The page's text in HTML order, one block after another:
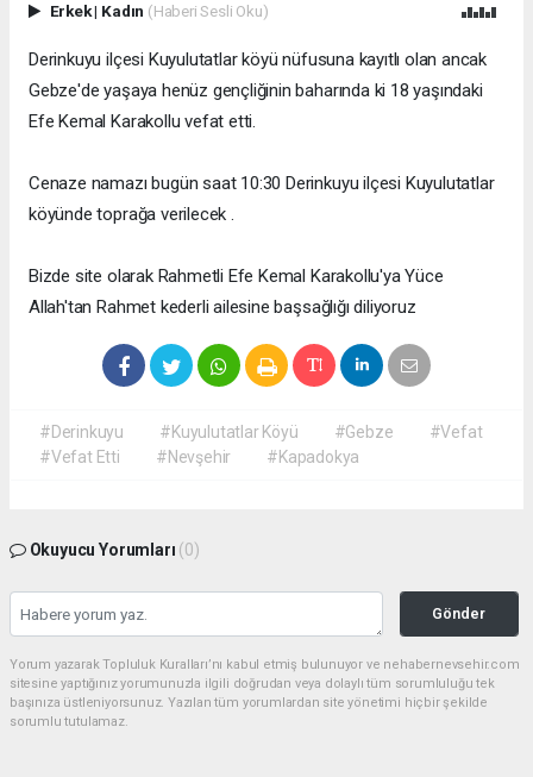
Erkek| Kadın (Haberi Sesli Oku)
Derinkuyu ilçesi Kuyulutatlar köyü nüfusuna kayıtlı olan ancak
Gebze'de yaşaya henüz gençliğinin baharında ki 18 yaşındaki
Efe Kemal Karakollu vefat etti.
Cenaze namazı bugün saat 10:30 Derinkuyu ilçesi Kuyulutatlar
köyünde toprağa verilecek .
Bizde site olarak Rahmetli Efe Kemal Karakollu'ya Yüce
Allah'tan Rahmet kederli ailesine başsağlığı diliyoruz
#Derinkuyu #Kuyulutatlar Köyü #Gebze
#Vefat
#Vefat Etti
#Nevşehir #Kapadokya
Okuyucu Yorumları (0)
Gönder
Yorum yazarak Topluluk Kuralları’nı kabul etmiş bulunuyor ve nehabernevsehir.com
sitesine yaptığınız yorumunuzla ilgili doğrudan veya dolaylı tüm sorumluluğu tek
başınıza üstleniyorsunuz. Yazılan tüm yorumlardan site yönetimi hiçbir şekilde
sorumlu tutulamaz.